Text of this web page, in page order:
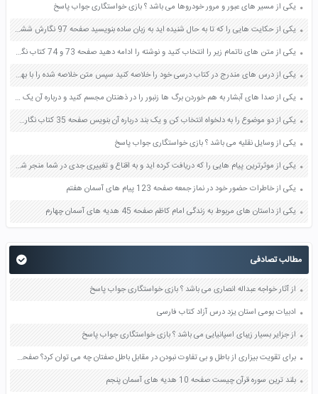
یکی از مسیر های عبور و مرور خودروها می باشد ؟ بازی خواستگاری جواب پاسخ
یکی از حکایت هایی را که تا به حال شنیده اید به زبان ساده بنویسید صفحه 97 نگارش ششم دبستان
یکی از متن های ناتمام زیر را انتخاب کنید و نوشته را ادامه دهید صفحه 73 و 74 کتاب نگارش فارسی پنجم دبستان
یکی از درس های مندرج در کتاب درسی خود را خلاصه کنید سپس متن خلاصه شده را با بهره گیری از روش های دسته بندی نمودار جدول نقشه مفهومی نشان دهید صفحه 118 نگارش یازدهم
یکی از صدا های آبشار به هم خوردن برگ ها زنبور را در ذهنتان مجسم کنید و درباره آن یک بند بنویسید صفحه 11 نگارش پنجم
یکی از دو موضوع را به دلخواه انتخاب کن و یک بند درباره آن بنویس صفحه 35 کتاب نگارش فارسی سوم
یکی از وسایل نقلیه می باشد ؟ بازی خواستگاری جواب پاسخ
یکی از موثرترین پیام هایی را که دریافت کرده اید و به اقناع و تغییری جدی در شما منجر شده است برسی کنید و علت این تاثیر گذاری قابل توجه را بنویسید صفحه 52 تفکر و سواد رسانه ای دهم
یکی از خاطرات حضور خود در نماز جمعه صفحه 123 پیام های آسمان هفتم
یکی از داستان های مربوط به زندگی امام کاظم صفحه 45 هدیه های آسمان چهارم
مطالب تصادفی
از آثار خواجه عبداله انصاری می باشد ؟ بازی خواستگاری جواب پاسخ
ادبیات بومی استان یزد درس آزاد کتاب فارسی
از جزایر بسیار زیبای اسپانیایی می باشد ؟ بازی خواستگاری جواب پاسخ
برای تقویت بیزاری از باطل و بی تفاوت نبودن در مقابل باطل صفتان چه می توان کرد؟ صفحه 118 دین و زندگی دهم
بلند ترین سوره قرآن چیست صفحه 10 هدیه های آسمان پنجم